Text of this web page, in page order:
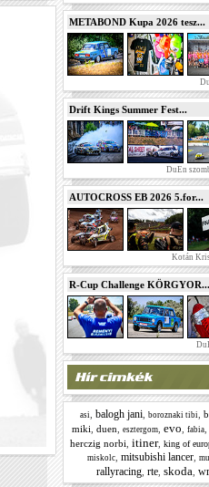
METABOND Kupa 2026 tesz...
Drift Kings Summer Fest...
DuEn
AUTOCROSS EB 2026 5.for...
Kotán
R-Cup Challenge KÖRGYOR...
asi balogh jani, boroznaki tibi
miki duen esztergom, evo fabia,
herczig norbi itiner, king of
miskolc mitsubishi lancer
rallyracing rte skoda